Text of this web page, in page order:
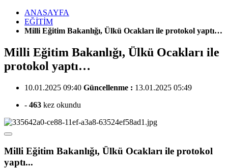
ANASAYFA
EĞİTİM
Milli Eğitim Bakanlığı, Ülkü Ocakları ile protokol yaptı…
Milli Eğitim Bakanlığı, Ülkü Ocakları ile
protokol yaptı…
10.01.2025 09:40 Güncellenme : 13.01.2025 05:49
- 463 kez okundu
Milli Eğitim Bakanlığı, Ülkü Ocakları ile protokol
yaptı...